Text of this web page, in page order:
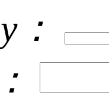
：